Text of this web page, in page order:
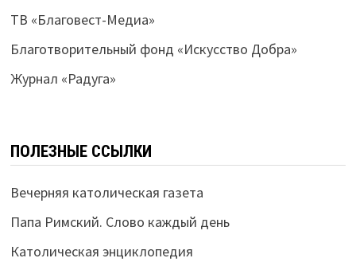
ТВ «Благовест-Медиа»
Благотворительный фонд «Искусство Добра»
Журнал «Радуга»
ПОЛЕЗНЫЕ ССЫЛКИ
Вечерняя католическая газета
Папа Римский. Слово каждый день
Католическая энциклопедия